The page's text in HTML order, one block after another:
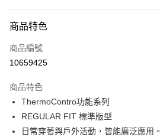
信用卡一次付款
LINE Pay
街口支付
悠遊付
商品特色
商品編號
10659425
商品特色
ThermoContro功能系列
REGULAR FIT 標準版型
日常穿著與戶外活動，皆能廣泛應用。